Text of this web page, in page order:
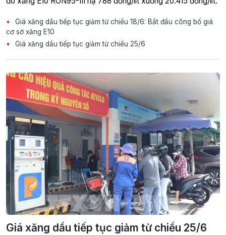
Giá xăng dầu tiếp tục giảm từ chiều 18/6: Bắt đầu công bố giá
cơ sở xăng E10
Giá xăng dầu tiếp tục giảm từ chiều 25/6
Giá xăng dầu tiếp tục giảm từ chiều 25/6